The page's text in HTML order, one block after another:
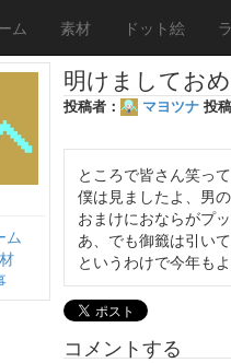
ム 素材 ドット絵
ム
明けましてお
投稿者： マヨツナ投
ところで皆さん笑っ
僕は見ましたよ、男
おまけにおならがプ
あ、でも御籤は引い
というわけで今年も
コメントする